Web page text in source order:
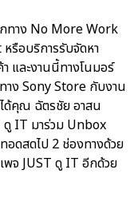
ทาง No More Work
รือบริการรับจัดหา
และงานนี้ทางโนมอร์
าง Sony Store กับงาน
ด้คุณ ฉัตรชัย อาสน
ดู IT มาร่วม Unbox
อดสดไป 2 ช่องทางด้วย
จ JUST ดู IT อีกด้วย